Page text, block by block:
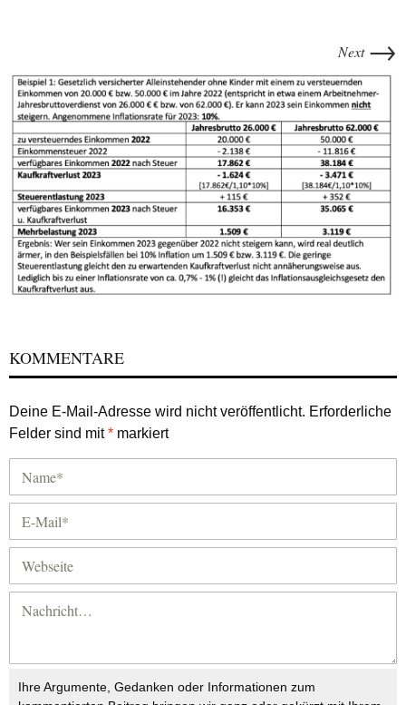
Next →
KOMMENTARE
Deine E-Mail-Adresse wird nicht veröffentlicht. Erforderliche
Felder sind mit* markiert
Ihre Argumente, Gedanken oder Informationen zum